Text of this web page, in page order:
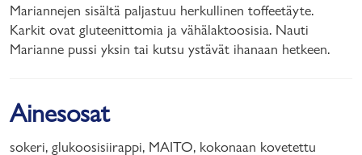
Mariannejen sisältä paljastuu herkullinen toffeetäyte.
Karkit ovat gluteenittomia ja vähälaktoosisia. Nauti
Marianne pussi yksin tai kutsu ystävät ihanaan hetkeen.
Ainesosat
sokeri, glukoosisiirappi, MAITO, kokonaan kovetettu